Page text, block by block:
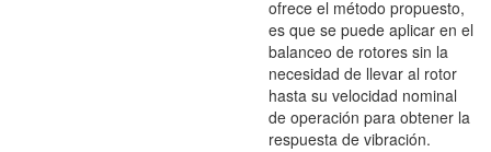
ofrece el método propuesto,
es que se puede aplicar en el
balanceo de rotores sin la
necesidad de llevar al rotor
hasta su velocidad nominal
de operación para obtener la
respuesta de vibración.